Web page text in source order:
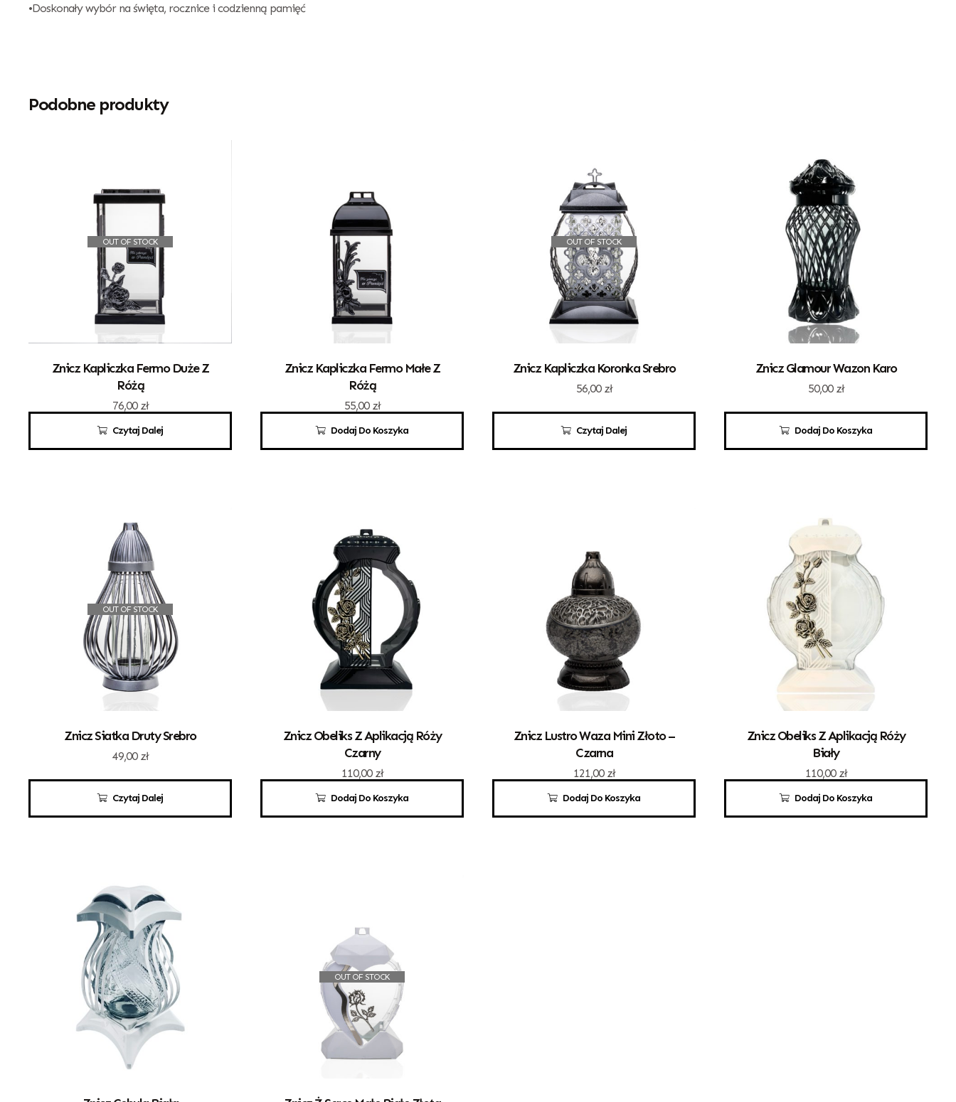
•Doskonały wybór na święta, rocznice i codzienną pamięć
Podobne produkty
OUT OF STOCK
Czytaj Dalej
Znicz Kapliczka Fermo Duże Z
Różą
76,00 zł
Dodaj Do Koszyka
Znicz Kapliczka Fermo Małe Z
Różą
55,00 zł
OUT OF STOCK
Czytaj Dalej
Znicz Kapliczka Koronka Srebro
56,00 zł
Dodaj Do Koszyka
Znicz Glamour Wazon Karo
50,00 zł
OUT OF STOCK
Czytaj Dalej
Znicz Siatka Druty Srebro
49,00 zł
Dodaj Do Koszyka
Znicz Obeliks Z Aplikacją Róży
Czarny
110,00 zł
Dodaj Do Koszyka
Znicz Lustro Waza Mini Złoto –
Czarna
121,00 zł
Dodaj Do Koszyka
Znicz Obeliks Z Aplikacją Róży
Biały
110,00 zł
OUT OF STOCK